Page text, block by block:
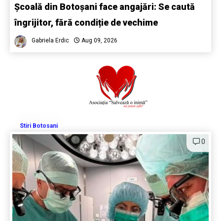
Școală din Botoșani face angajări: Se caută
îngrijitor, fără condiție de vechime
Gabriela Erdic Aug 09, 2026
Stiri Botosani
0